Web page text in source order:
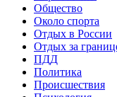
Общество
Около спорта
Отдых в России
Отдых за
ПДД
Политика
Происшествия